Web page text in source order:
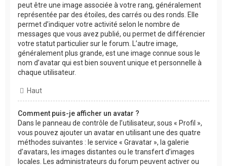
peut être une image associée à votre rang, généralement
représentée par des étoiles, des carrés ou des ronds. Elle
permet d’indiquer votre activité selon le nombre de
messages que vous avez publié, ou permet de différencier
votre statut particulier sur le forum. L’autre image,
généralement plus grande, est une image connue sous le
nom d’avatar qui est bien souvent unique et personnelle à
chaque utilisateur.
Haut
Comment puis-je afficher un avatar ?
Dans le panneau de contrôle de l’utilisateur, sous « Profil »,
vous pouvez ajouter un avatar en utilisant une des quatre
méthodes suivantes : le service « Gravatar », la galerie
d’avatars, les images distantes ou le transfert d’images
locales. Les administrateurs du forum peuvent activer ou